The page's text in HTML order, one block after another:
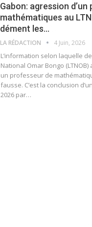
Gabon: agression
mathématiques au
dément les…
LA RÉDACTION 4 Juin, 2026
L’information selon laquelle
National Omar Bongo
un professeur de
fausse. C’est la conclusion
2026 par…